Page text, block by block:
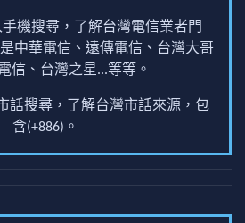
機搜尋，了解台灣電信業者門
中華電信、遠傳電信、台灣大哥
信、台灣之星...等等。
話搜尋，了解台灣市話來源，包
含(+886)。